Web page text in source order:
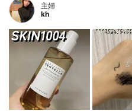
主婦
kh